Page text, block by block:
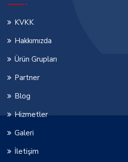
KVKK
Hakkımızda
Ürün Grupları
Partner
Blog
Hizmetler
Galeri
İletişim